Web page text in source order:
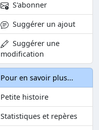
S'abonner
Suggérer un ajout
Suggérer une
modification
Pour en savoir plus...
Petite histoire
Statistiques et repères